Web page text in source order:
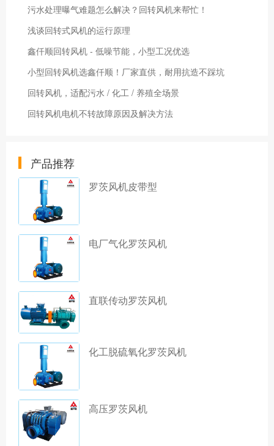
污水处理曝气难题怎么解决？回转风机来帮忙！
浅谈回转式风机的运行原理
鑫仟顺回转风机 - 低噪节能，小型工况优选
小型回转风机选鑫仟顺！厂家直供，耐用抗造不踩坑
回转风机，适配污水 / 化工 / 养殖全场景
回转风机电机不转故障原因及解决方法
产品推荐
罗茨风机皮带型
电厂气化罗茨风机
直联传动罗茨风机
化工脱硫氧化罗茨风机
高压罗茨风机